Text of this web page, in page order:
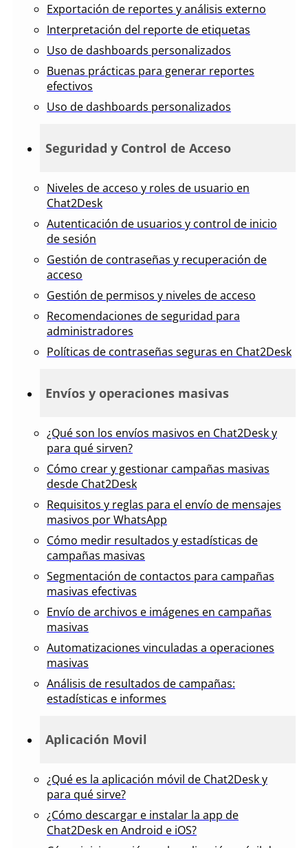
Exportación de reportes y análisis externo
Interpretación del reporte de etiquetas
Uso de dashboards personalizados
Buenas prácticas para generar reportes
efectivos
Uso de dashboards personalizados
Seguridad y Control de Acceso
Niveles de acceso y roles de usuario en
Chat2Desk
Autenticación de usuarios y control de inicio
de sesión
Gestión de contraseñas y recuperación de
acceso
Gestión de permisos y niveles de acceso
Recomendaciones de seguridad para
administradores
Políticas de contraseñas seguras en Chat2Desk
Envíos y operaciones masivas
¿Qué son los envíos masivos en Chat2Desk y
para qué sirven?
Cómo crear y gestionar campañas masivas
desde Chat2Desk
Requisitos y reglas para el envío de mensajes
masivos por WhatsApp
Cómo medir resultados y estadísticas de
campañas masivas
Segmentación de contactos para campañas
masivas efectivas
Envío de archivos e imágenes en campañas
masivas
Automatizaciones vinculadas a operaciones
masivas
Análisis de resultados de campañas:
estadísticas e informes
Aplicación Movil
¿Qué es la aplicación móvil de Chat2Desk y
para qué sirve?
¿Cómo descargar e instalar la app de
Chat2Desk en Android e iOS?